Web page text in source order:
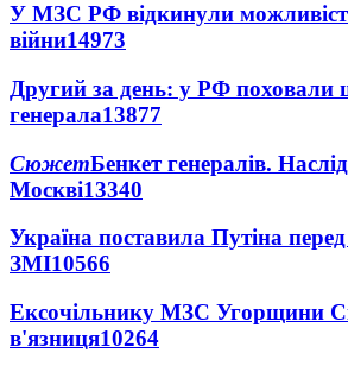
У МЗС РФ відкинули
війни14973
Другий за день: у РФ поховали
генерала13877
СюжетБенкет генералів.
Москві13340
Україна поставила Путіна
ЗМІ10566
Ексочільнику МЗС Угорщини
в'язниця10264